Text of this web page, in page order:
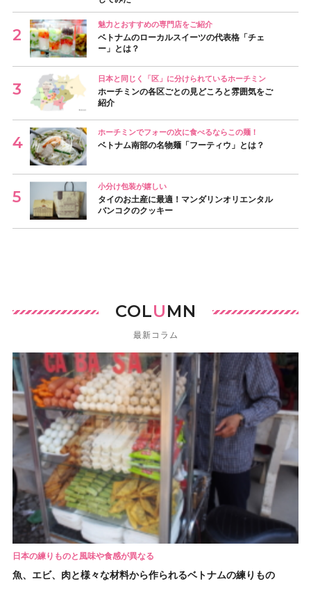
魅力とおすすめの専門店をご紹介
ベトナムのローカルスイーツの代表格「チェ
ー」とは？
日本と同じく「区」に分けられているホーチミン
ホーチミンの各区ごとの見どころと雰囲気をご
紹介
ホーチミンでフォーの次に食べるならこの麺！
ベトナム南部の名物麺「フーティウ」とは？
小分け包装が嬉しい
タイのお土産に最適！マンダリンオリエンタル
バンコクのクッキー
COLUMN
最新コラム
日本の練りものと風味や食感が異なる
魚、エビ、肉と様々な材料から作られるベトナムの練りもの